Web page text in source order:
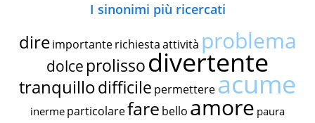
I sinonimi più ricercati
dire importante richiestaattività problema
dolce prolissodivertente
tranquillodifficile permettereacume
inerme particolarefare bello amore paura